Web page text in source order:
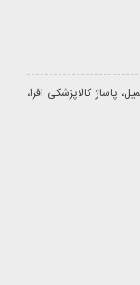
پاساژ کالاپزشکی افرا،